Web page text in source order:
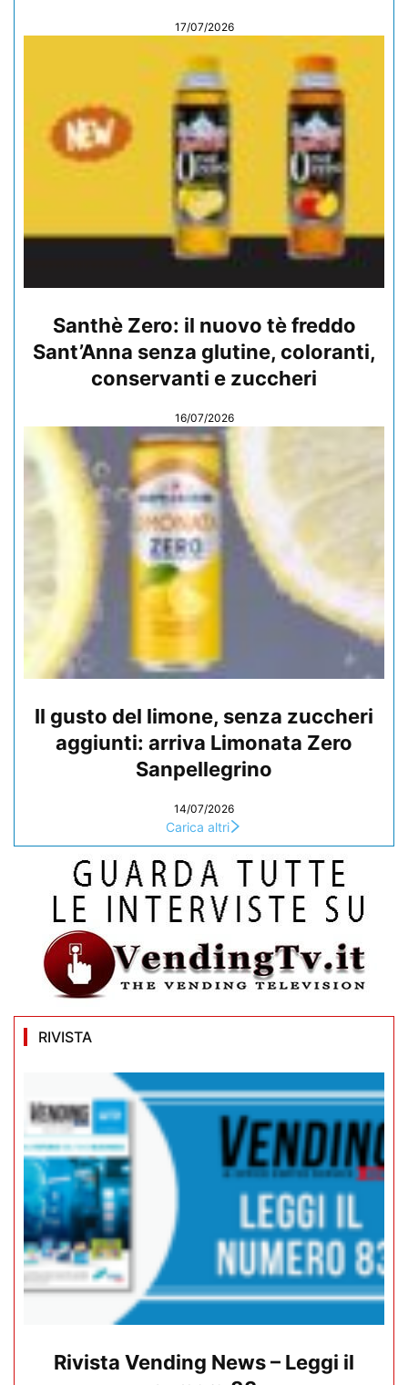
17/07/2026
Santhè Zero: il nuovo tè freddo
Sant’Anna senza glutine, coloranti,
conservanti e zuccheri
16/07/2026
Il gusto del limone, senza zuccheri
aggiunti: arriva Limonata Zero
Sanpellegrino
14/07/2026
Carica altri
RIVISTA
Rivista Vending News – Leggi il